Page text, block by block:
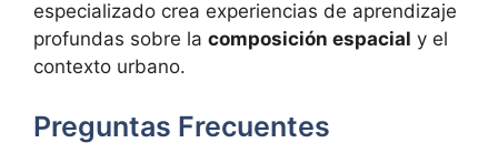
especializado crea experiencias de aprendizaje
profundas sobre la composición espacial y el
contexto urbano.
Preguntas Frecuentes